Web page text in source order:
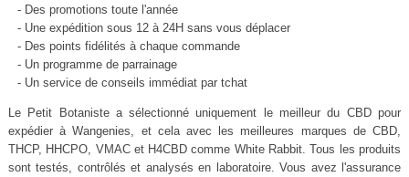
- Des promotions toute l'année
- Une expédition sous 12 à 24H sans vous déplacer
- Des points fidélités à chaque commande
- Un programme de parrainage
- Un service de conseils immédiat par tchat
Le Petit Botaniste a sélectionné uniquement le meilleur du CBD pour
expédier à Wangenies, et cela avec les meilleures marques de CBD,
THCP, HHCPO, VMAC et H4CBD comme White Rabbit. Tous les produits
sont testés, contrôlés et analysés en laboratoire. Vous avez l'assurance